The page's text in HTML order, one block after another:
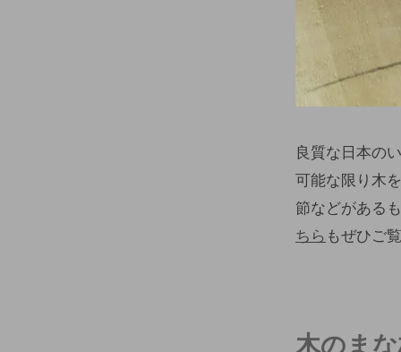
良質な日本の
可能な限り木
節などがある
ちら もぜひご
木のま